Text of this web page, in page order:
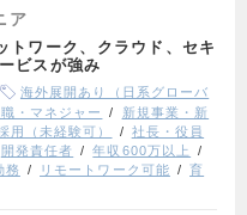
ア
ワーク、クラウド、セキ
ビスが強み
海外展開あり（日系グローバ
・マネジャー
新規事業・新
用（未経験可）
社長・役員
開発責任者
年収600万以上
務 リモートワーク可能
育